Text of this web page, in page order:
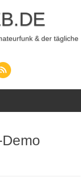
& der tägliche